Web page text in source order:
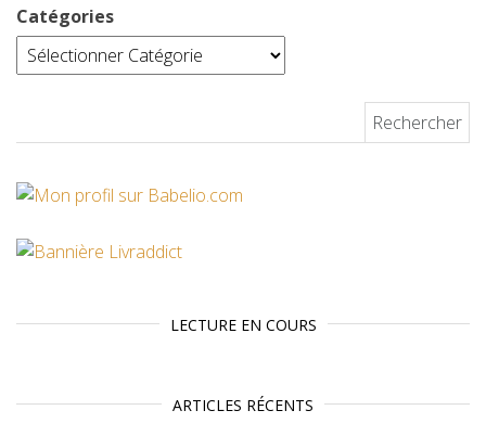
Catégories
LECTURE EN COURS
ARTICLES RÉCENTS